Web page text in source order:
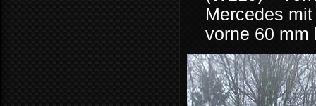
Mercedes
vorne 60 mm